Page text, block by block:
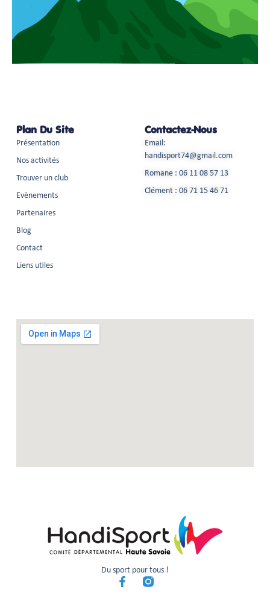
Du sport pour tous !
Plan Du Site
Présentation
Nos activités
Trouver un club
Evènements
Partenaires
Blog
Contact
Liens utiles
Contactez-Nous
Email:
handisport74@gmail.com
Romane : 06 11 08 57 13
Clément : 06 71 15 46 71